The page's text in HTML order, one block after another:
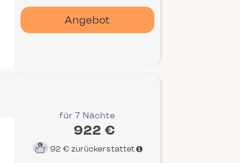
Angebot
für 7 Nächte
922 €
92 € zurückerstattet